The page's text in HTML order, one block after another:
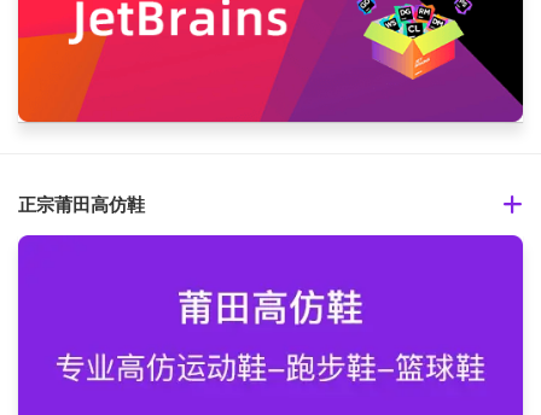
正宗莆田高仿鞋